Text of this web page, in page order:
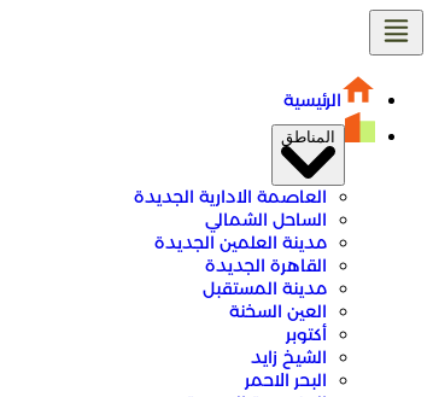
تخطى
إلى
الرئيسية
المناطق
العاصمة الادارية الجديدة
الساحل الشمالي
مدينة العلمين الجديدة
القاهرة الجديدة
مدينة المستقبل
العين السخنة
أكتوبر
الشيخ زايد
البحر الاحمر